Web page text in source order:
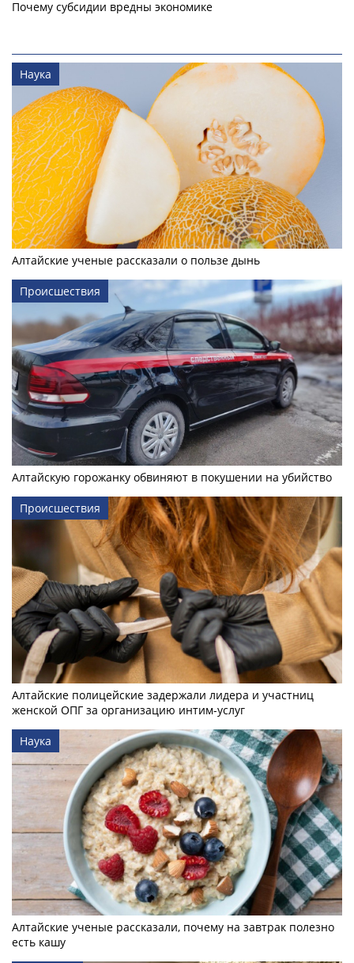
Почему субсидии вредны экономике
Наука
Алтайские ученые рассказали о пользе дынь
Происшествия
Алтайскую горожанку обвиняют в покушении на убийство
Происшествия
Алтайские полицейские задержали лидера и участниц
женской ОПГ за организацию интим-услуг
Наука
Алтайские ученые рассказали, почему на завтрак полезно
есть кашу